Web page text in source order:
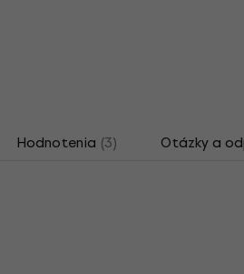
Hodnotenia (3) Otázky a